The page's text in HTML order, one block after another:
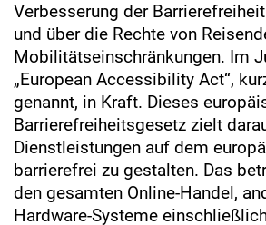
Verbesserung der
und über die Rechte von
Mobilitätseinschränkungen. Im
„European Accessibility Act“,
genannt, in Kraft. Dieses
Barrierefreiheitsgesetz zielt
Dienstleistungen auf dem
barrierefrei zu gestalten. Das
den gesamten Online-Handel,
Hardware-Systeme